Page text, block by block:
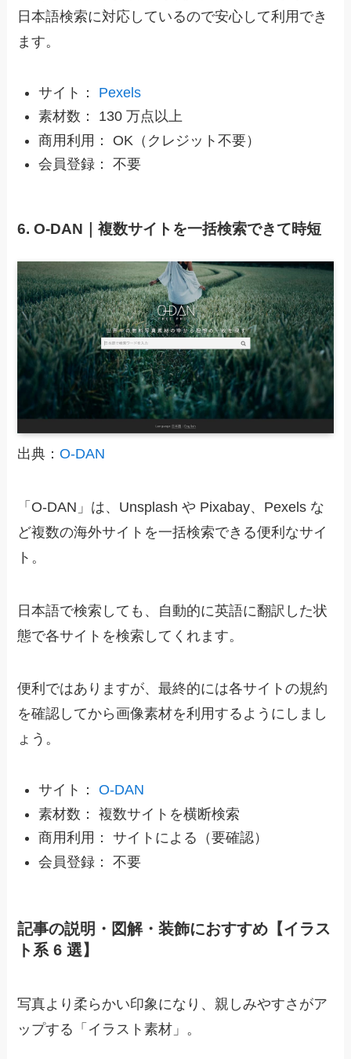
日本語検索に対応しているので安心して利用でき
ます。
サイト： Pexels
素材数： 130 万点以上
商用利用： OK（クレジット不要）
会員登録： 不要
6. O-DAN｜複数サイトを一括検索できて時短
出典：O-DAN
「O-DAN」は、Unsplash や Pixabay、Pexels な
ど複数の海外サイトを一括検索できる便利なサイ
ト。
日本語で検索しても、自動的に英語に翻訳した状
態で各サイトを検索してくれます。
便利ではありますが、最終的には各サイトの規約
を確認してから画像素材を利用するようにしまし
ょう。
サイト：O-DAN
素材数： 複数サイトを横断検索
商用利用： サイトによる（要確認）
会員登録： 不要
記事の説明・図解・装飾におすすめ【イラス
ト系 6 選】
写真より柔らかい印象になり、親しみやすさがア
ップする「イラスト素材」。